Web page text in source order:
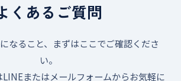
くあるご質問
なること、まずはここでご確認くださ
い。
またはメールフォームからお気軽に